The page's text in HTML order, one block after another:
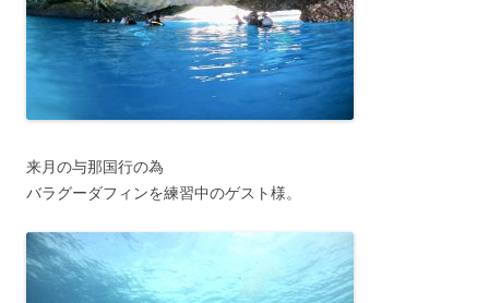
来月の与那国行の為
バラグーダフィンを練習中のゲスト様。